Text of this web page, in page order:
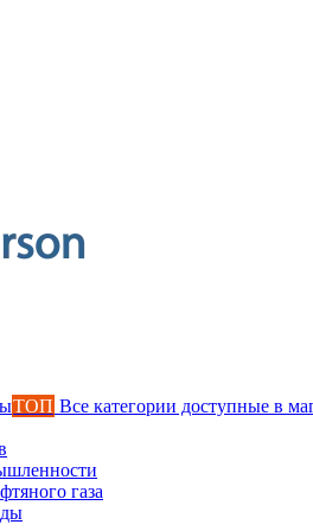
ТОП Все категории доступные в
газа